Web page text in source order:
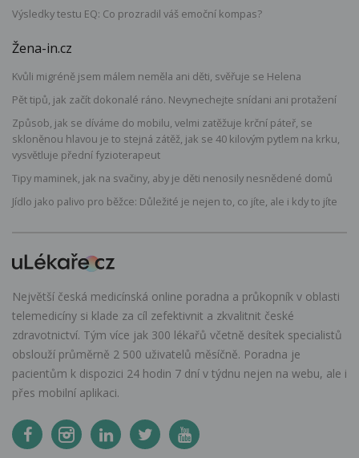
Výsledky testu EQ: Co prozradil váš emoční kompas?
Žena-in.cz
Kvůli migréně jsem málem neměla ani děti, svěřuje se Helena
Pět tipů, jak začít dokonalé ráno. Nevynechejte snídani ani protažení
Způsob, jak se díváme do mobilu, velmi zatěžuje krční páteř, se
skloněnou hlavou je to stejná zátěž, jak se 40 kilovým pytlem na krku,
vysvětluje přední fyzioterapeut
Tipy maminek, jak na svačiny, aby je děti nenosily nesnědené domů
Jídlo jako palivo pro běžce: Důležité je nejen to, co jíte, ale i kdy to jíte
Největší česká medicínská online poradna a průkopník v oblasti
telemedicíny si klade za cíl zefektivnit a zkvalitnit české
zdravotnictví. Tým více jak 300 lékařů včetně desítek specialistů
obslouží průměrně 2 500 uživatelů měsíčně. Poradna je
pacientům k dispozici 24 hodin 7 dní v týdnu nejen na webu, ale i
přes mobilní aplikaci.